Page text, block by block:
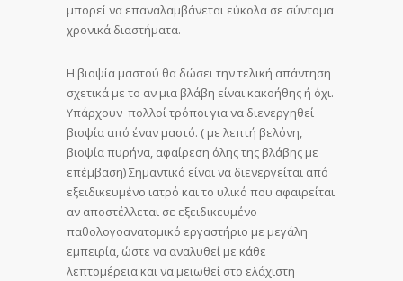
μπορεί να επαναλαμβάνεται εύκολα σε σύντομα
χρονικά διαστήματα.
Η βιοψία μαστού θα δώσει την τελική απάντηση
σχετικά με το αν μια βλάβη είναι κακοήθης ή όχι.
Υπάρχουν πολλοί τρόποι για να διενεργηθεί
βιοψία από έναν μαστό. ( με λεπτή βελόνη,
βιοψία πυρήνα, αφαίρεση όλης της βλάβης με
επέμβαση) Σημαντικό είναι να διενεργείται από
εξειδικευμένο ιατρό και το υλικό που αφαιρείται
αν αποστέλλεται σε εξειδικευμένο
παθολογοανατομικό εργαστήριο με μεγάλη
εμπειρία, ώστε να αναλυθεί με κάθε
λεπτομέρεια και να μειωθεί στο ελάχιστη